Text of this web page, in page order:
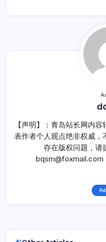
【声明】：青岛站长网内
表作者个人观点绝非权威，
存在版权问题，请
bqsm@foxmail.com